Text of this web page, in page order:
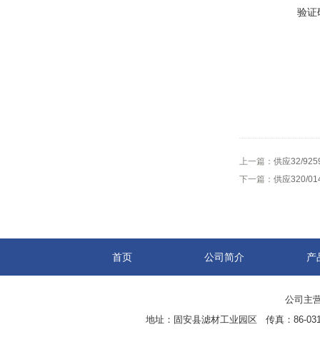
验证
上一篇： 供应32/
下一篇： 供应320/
首页 公司简介 产
公司主
地址：固安县滤材工业园区 传真：86-